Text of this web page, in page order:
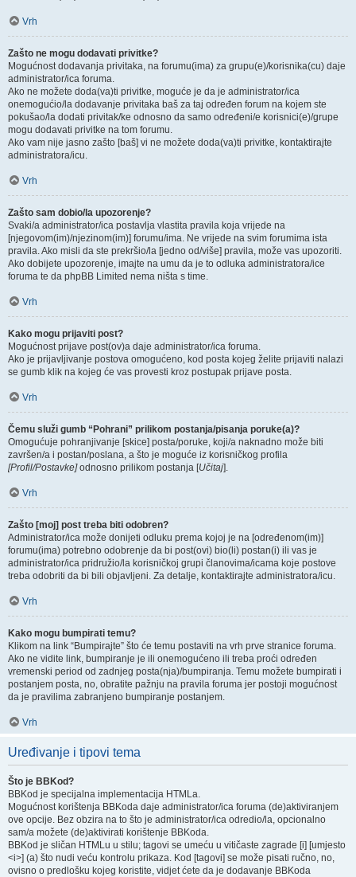
Vrh
Zašto ne mogu dodavati privitke?
Mogućnost dodavanja privitaka, na forumu(ima) za grupu(e)/korisnika(cu) daje
administrator/ica foruma.
Ako ne možete doda(va)ti privitke, moguće je da je administrator/ica
onemogućio/la dodavanje privitaka baš za taj određen forum na kojem ste
pokušao/la dodati privitak/ke odnosno da samo određeni/e korisnici(e)/grupe
mogu dodavati privitke na tom forumu.
Ako vam nije jasno zašto [baš] vi ne možete doda(va)ti privitke, kontaktirajte
administratora/icu.
Vrh
Zašto sam dobio/la upozorenje?
Svaki/a administrator/ica postavlja vlastita pravila koja vrijede na
[njegovom(im)/njezinom(im)] forumu/ima. Ne vrijede na svim forumima ista
pravila. Ako misli da ste prekršio/la [jedno od/više] pravila, može vas upozoriti.
Ako dobijete upozorenje, imajte na umu da je to odluka administratora/ice
foruma te da phpBB Limited nema ništa s time.
Vrh
Kako mogu prijaviti post?
Mogućnost prijave post(ov)a daje administrator/ica foruma.
Ako je prijavljivanje postova omogućeno, kod posta kojeg želite prijaviti nalazi
se gumb klik na kojeg će vas provesti kroz postupak prijave posta.
Vrh
Čemu služi gumb “Pohrani” prilikom postanja/pisanja poruke(a)?
Omogućuje pohranjivanje [skice] posta/poruke, koji/a naknadno može biti
završen/a i postan/poslana, a što je moguće iz korisničkog profila
[Profil/Postavke]odnosno prilikom postanja [Učitaj].
Vrh
Zašto [moj] post treba biti odobren?
Administrator/ica može donijeti odluku prema kojoj je na [određenom(im)]
forumu(ima) potrebno odobrenje da bi post(ovi) bio(li) postan(i) ili vas je
administrator/ica pridružio/la korisničkoj grupi članovima/icama koje postove
treba odobriti da bi bili objavljeni. Za detalje, kontaktirajte administratora/icu.
Vrh
Kako mogu bumpirati temu?
Klikom na link “Bumpirajte” što će temu postaviti na vrh prve stranice foruma.
Ako ne vidite link, bumpiranje je ili onemogućeno ili treba proći određen
vremenski period od zadnjeg posta(nja)/bumpiranja. Temu možete bumpirati i
postanjem posta, no, obratite pažnju na pravila foruma jer postoji mogućnost
da je pravilima zabranjeno bumpiranje postanjem.
Vrh
Uređivanje i tipovi tema
Što je BBKod?
BBKod je specijalna implementacija HTMLa.
Mogućnost korištenja BBKoda daje administrator/ica foruma (de)aktiviranjem
ove opcije. Bez obzira na to što je administrator/ica odredio/la, opcionalno
sam/a možete (de)aktivirati korištenje BBKoda.
BBKod je sličan HTMLu u stilu; tagovi se umeću u vitičaste zagrade [i] [umjesto
<i>] (a) što nudi veću kontrolu prikaza. Kod [tagovi] se može pisati ručno, no,
ovisno o predlošku kojeg koristite, vidjet ćete da je dodavanje BBKoda